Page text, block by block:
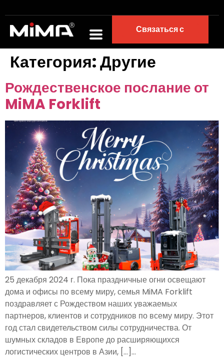
Связаться с
Категория:Другие
Рождественское послание от
MiMA Forklift
25 декабря 2024 г. Пока праздничные огни освещают
дома и офисы по всему миру, семья MiMA Forklift
поздравляет с Рождеством наших уважаемых
партнеров, клиентов и сотрудников по всему миру. Этот
год стал свидетельством силы сотрудничества. От
шумных складов в Европе до расширяющихся
логистических центров в Азии, [...]...